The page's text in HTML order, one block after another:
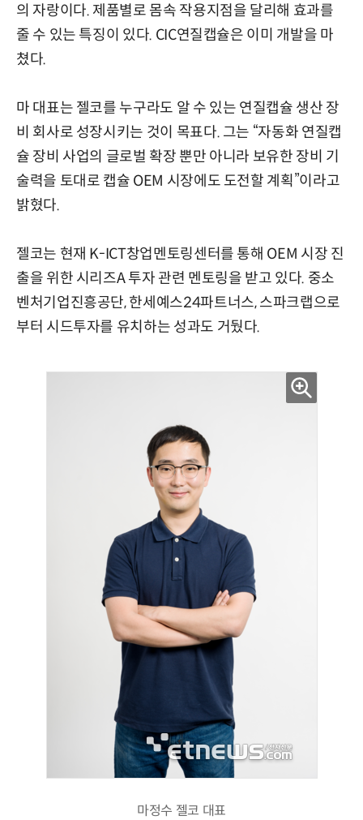
의 자랑이다. 제품별로 몸속 작용지점을 달리해 효과를
줄 수 있는 특징이 있다. CIC연질캡슐은 이미 개발을 마
쳤다.
마 대표는 젤코를 누구라도 알 수 있는 연질캡슐 생산 장
비 회사로 성장시키는 것이 목표다. 그는 “자동화 연질캡
슐 장비 사업의 글로벌 확장 뿐만 아니라 보유한 장비 기
술력을 토대로 캡슐 OEM 시장에도 도전할 계획”이라고
밝혔다.
젤코는 현재 K-ICT창업멘토링센터를 통해 OEM 시장 진
출을 위한 시리즈A 투자 관련 멘토링을 받고 있다. 중소
벤처기업진흥공단, 한세예스24파트너스, 스파크랩으로
부터 시드투자를 유치하는 성과도 거뒀다.
마정수 젤코 대표